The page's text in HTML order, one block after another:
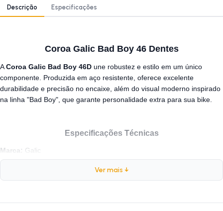
Descrição Especificações
Coroa Galic Bad Boy 46 Dentes
ACoroa Galic Bad Boy 46D une robustez e estilo em um único
componente. Produzida em aço resistente, oferece excelente
durabilidade e precisão no encaixe, além do visual moderno inspirado
na linha "Bad Boy", que garante personalidade extra para sua bike.
Especificações Técnicas
Marca: Galic
Modelo:
Material:Aço
Ver mais ↓